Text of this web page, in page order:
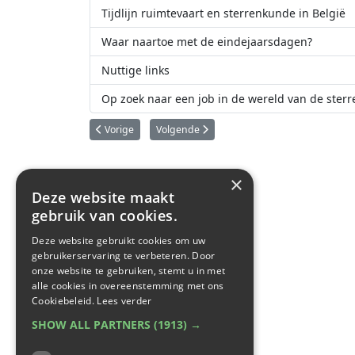
Tijdlijn ruimtevaart en sterrenkunde in België
Waar naartoe met de eindejaarsdagen?
Nuttige links
Op zoek naar een job in de wereld van de
Vorig artikel: Belgische kometen
Vorige Volgende artikel: Belgische
Volgende
×
Deze website maakt
gebruik van cookies.
Deze website gebruikt cookies om uw
gebruikerservaring te verbeteren. Door
onze website te gebruiken, stemt u in met
alle cookies in overeenstemming met ons
Cookiebeleid. Lees verder
SHOW ALL PARTNERS (1913) →